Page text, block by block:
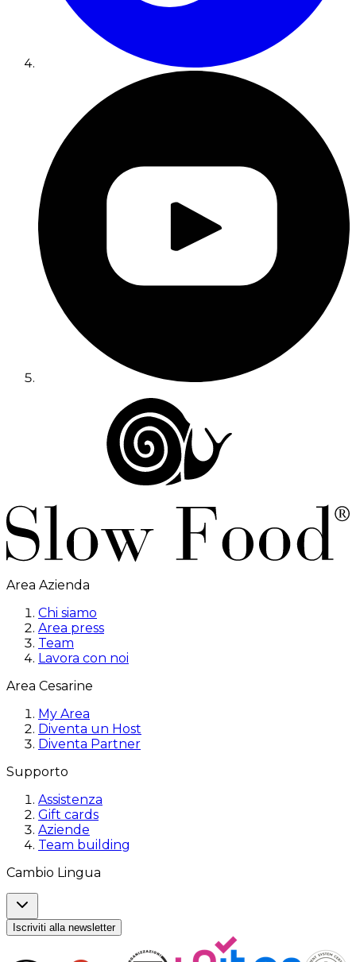
Area Azienda
Chi siamo
Area press
Team
Lavora con noi
Area Cesarine
My Area
Diventa un Host
Diventa Partner
Supporto
Assistenza
Gift cards
Aziende
Team building
Cambio Lingua
Iscriviti alla newsletter